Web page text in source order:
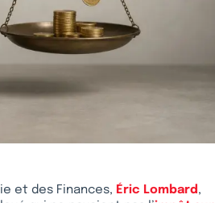
et des Finances, Éric Lombard,